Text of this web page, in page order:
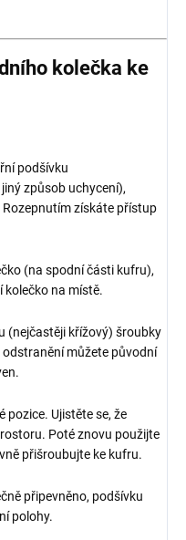
kolečka ke
podšívku
způsob uchycení),
získáte přístup
(na spodní části kufru),
kolečko na místě.
(nejčastěji křížový) šroubky
můžete původní
pozice. Ujistěte se, že
Poté znovu použijte
přišroubujte ke kufru.
připevněno, podšívku
polohy.